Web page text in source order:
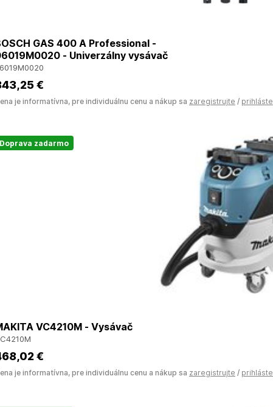
GAS 400 A Professional -
- Univerzálny vysávač
,25 €
je informatívna, pre individuálnu cenu a nákup sa zaregistrujte / prihláste
Doprava zadarmo
VC4210M - Vysávač
,02 €
je informatívna, pre individuálnu cenu a nákup sa zaregistrujte / prihláste